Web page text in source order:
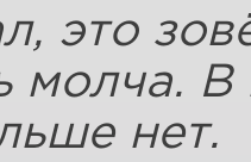
это
молча. В
нет.